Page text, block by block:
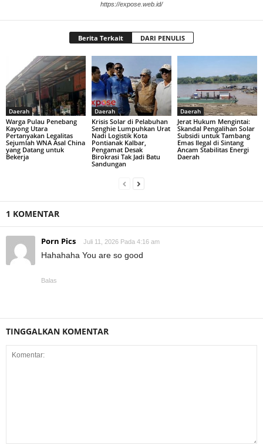
https://expose.web.id/
Berita Terkait DARI PENULIS
Daerah
Warga Pulau Penebang
Kayong Utara
Pertanyakan Legalitas
Sejumlah WNA Asal China
yang Datang untuk
Bekerja
Daerah
Krisis Solar di Pelabuhan
Senghie Lumpuhkan Urat
Nadi Logistik Kota
Pontianak Kalbar,
Pengamat Desak
Birokrasi Tak Jadi Batu
Sandungan
Daerah
Jerat Hukum Mengintai:
Skandal Pengalihan Solar
Subsidi untuk Tambang
Emas Ilegal di Sintang
Ancam Stabilitas Energi
Daerah
1 KOMENTAR
Porn Pics Juli 11, 2026 Pada 4:16 am
Hahahaha You are so good
Balas
TINGGALKAN KOMENTAR